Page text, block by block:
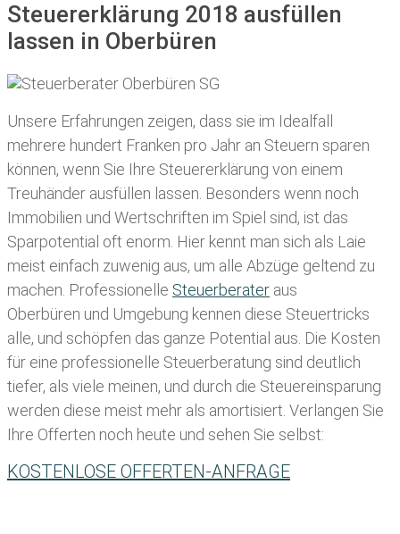
Steuererklärung 2018 ausfüllen
lassen in Oberbüren
Unsere Erfahrungen zeigen, dass sie im Idealfall
mehrere hundert Franken pro Jahr an Steuern sparen
können, wenn Sie Ihre Steuererklärung von einem
Treuhänder ausfüllen lassen . Besonders wenn noch
Immobilien und Wertschriften im Spiel sind, ist das
Sparpotential oft enorm. Hier kennt man sich als Laie
meist einfach zuwenig aus, um alle Abzüge geltend zu
machen. Professionelle Steuerberater aus
Oberbüren und Umgebung kennen diese Steuertricks
alle, und schöpfen das ganze Potential aus. Die Kosten
für eine professionelle Steuerberatung sind deutlich
tiefer, als viele meinen, und durch die Steuereinsparung
werden diese meist mehr als amortisiert. Verlangen Sie
Ihre Offerten noch heute und sehen Sie selbst:
KOSTENLOSE OFFERTEN-ANFRAGE